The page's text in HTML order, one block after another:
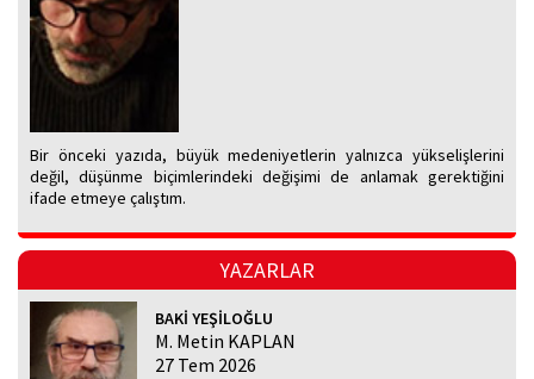
Bir önceki yazıda, büyük medeniyetlerin yalnızca yükselişlerini
değil, düşünme biçimlerindeki değişimi de anlamak gerektiğini
ifade etmeye çalıştım.
YAZARLAR
BAKİ YEŞİLOĞLU
M. Metin KAPLAN
27 Tem 2026